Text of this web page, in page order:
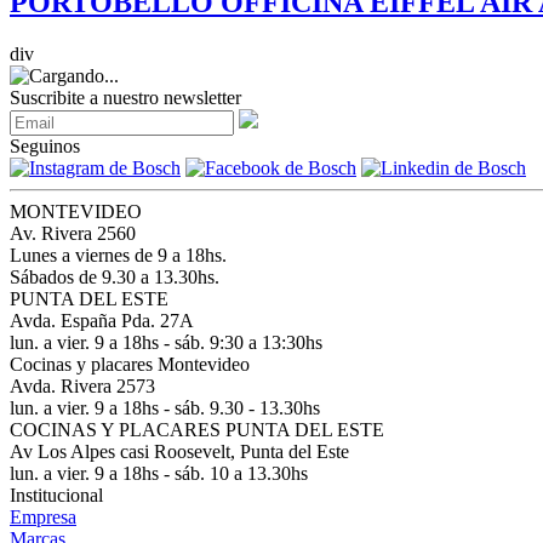
div
Suscribite a nuestro newsletter
Seguinos
MONTEVIDEO
Av. Rivera 2560
Lunes a viernes de 9 a 18hs.
Sábados de 9.30 a 13.30hs.
PUNTA DEL ESTE
Avda. España Pda. 27A
lun. a vier. 9 a 18hs - sáb. 9:30 a 13:30hs
Cocinas y placares Montevideo
Avda. Rivera 2573
lun. a vier. 9 a 18hs - sáb. 9.30 - 13.30hs
COCINAS Y PLACARES PUNTA DEL ESTE
Av Los Alpes casi Roosevelt, Punta del Este
lun. a vier. 9 a 18hs - sáb. 10 a 13.30hs
Institucional
Empresa